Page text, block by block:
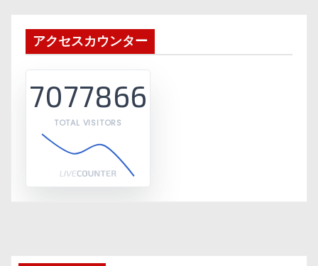
アクセスカウンター
7077866
TOTAL VISITORS